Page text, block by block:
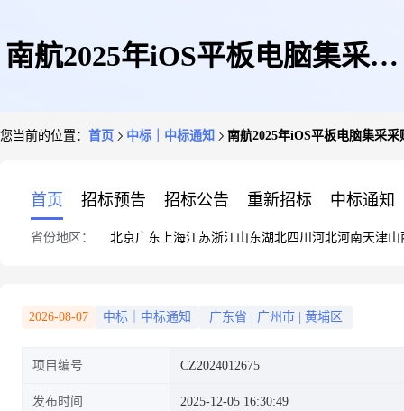
南航2025年iOS平板电脑集采采
您当前的位置： 首页 中标｜中标通知 南航2025年iOS平板电脑集采
首页 招标预告 招标公告 重新招标 中标通知
省份地区： 北京广东 上海江苏浙江山东湖北四川 河北河南天津山
2026-08-07 中标｜中标通知 广东省 广州市 黄埔区
项目编号 CZ2024012675
发布时间 2025-12-05 16:30:49